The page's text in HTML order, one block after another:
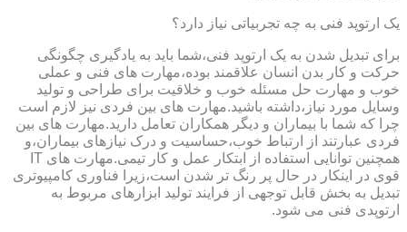
یک ارتوپد فنی به چه تجربیاتی نیاز دارد؟
برای تبدیل شدن به یک ارتوپد فنی،شما باید به یادگیری چگونگی
حرکت و کار بدن انسان علاقمند بوده،مهارت های فنی و عملی
خوب و مهارت حل مسئله خوب و خلاقیت برای طراحی و تولید
وسایل مورد نیاز،داشته باشید.مهارت های بین فردی نیز لازم است
چرا که شما با بیماران و دیگر همکاران تعامل دارید.مهارت های بین
فردی عبارتند از ارتباط خوب،حساسیت و درک نیازهای بیماران،و
همچنین توانایی استفاده از ابتکار عمل و کار تیمی.مهارت های IT
قوی در اینکار در حال پر رنگ تر شدن است،زیرا فناوری کامپیوتری
تبدیل به بخش قابل توجهی از فرایند تولید ابزارهای مربوط به
ارتوپدی فنی می شود.